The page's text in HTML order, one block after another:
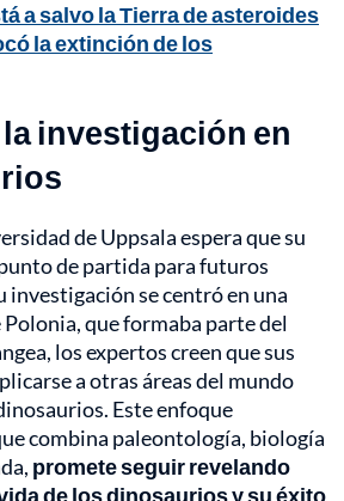
a salvo la Tierra de asteroides
la extinción de los
investigación en
de Uppsala espera que su
de partida para futuros
investigación se centró en una
que formaba parte del
los expertos creen que sus
a otras áreas del mundo
Este enfoque
combina paleontología, biología
promete seguir revelando
de los dinosaurios y su éxito